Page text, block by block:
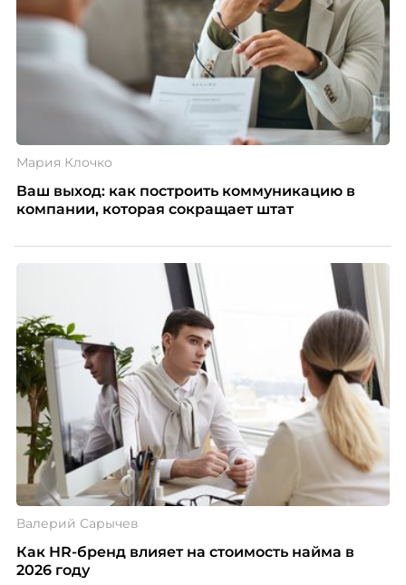
Мария Клочко
Ваш выход: как построить коммуникацию в
компании, которая сокращает штат
Валерий Сарычев
Как HR-бренд влияет на стоимость найма в
2026 году